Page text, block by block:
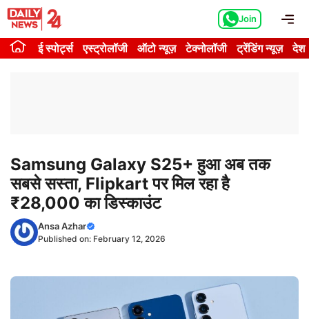
Skip
content
Join
ई स्पोर्ट्स एस्ट्रोलॉजी ऑटो न्यूज़ टेक्नोलॉजी ट्रेंडिंग न्यूज़ देश
Samsung Galaxy S25+ हुआ अब तक
सबसे सस्ता, Flipkart पर मिल रहा है
₹28,000 का डिस्काउंट
Ansa Azhar
Published on: February 12, 2026